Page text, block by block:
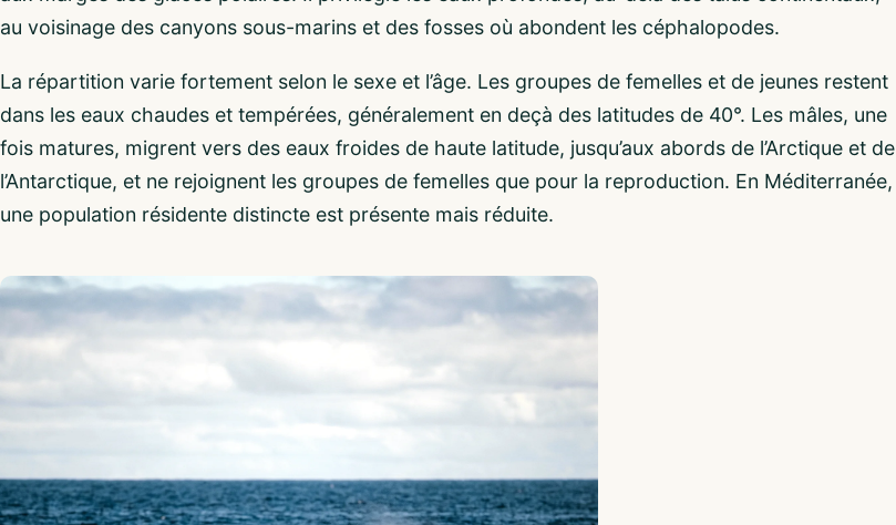
au voisinage des canyons sous-marins et des fosses où abondent les céphalopodes.
La répartition varie fortement selon le sexe et l’âge. Les groupes de femelles et de jeunes restent
dans les eaux chaudes et tempérées, généralement en deçà des latitudes de 40°. Les mâles, une
fois matures, migrent vers des eaux froides de haute latitude, jusqu’aux abords de l’Arctique et de
l’Antarctique, et ne rejoignent les groupes de femelles que pour la reproduction. En Méditerranée,
une population résidente distincte est présente mais réduite.